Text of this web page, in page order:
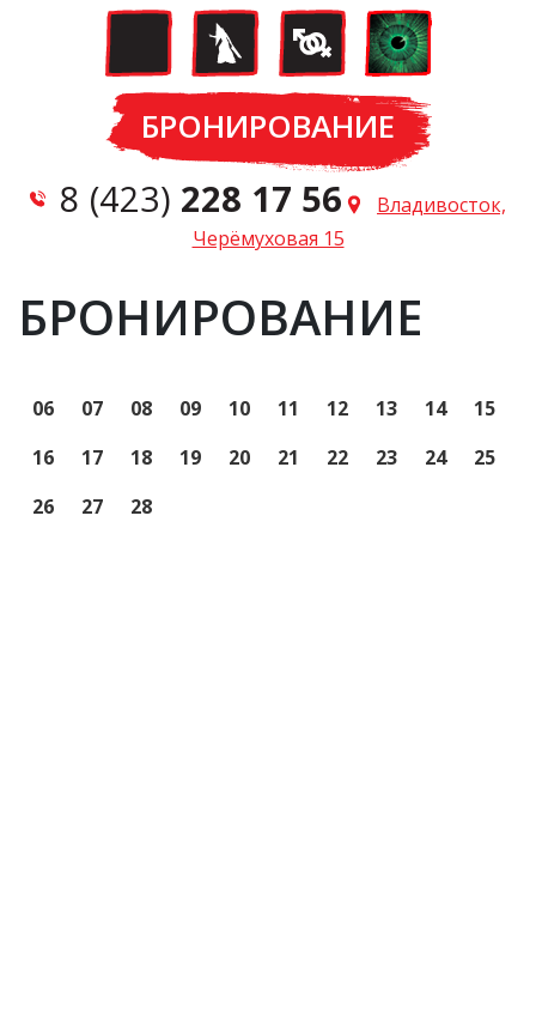
БРОНИРОВАНИЕ
8 (423) 228 17 56
Владивосток,
Черёмуховая 15
БРОНИРОВАНИЕ
06 07 08 09 10 11 12 13 14
15
16
17 18 19 20 21 22 23 24
25
26
27 28